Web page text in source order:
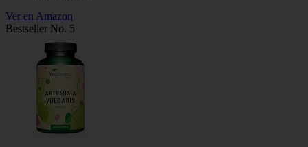
Ver en Amazon
Bestseller No. 5